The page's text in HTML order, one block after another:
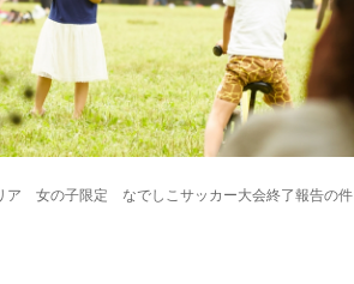
ア 女の子限定 なでしこサッカー大会終了報告の件